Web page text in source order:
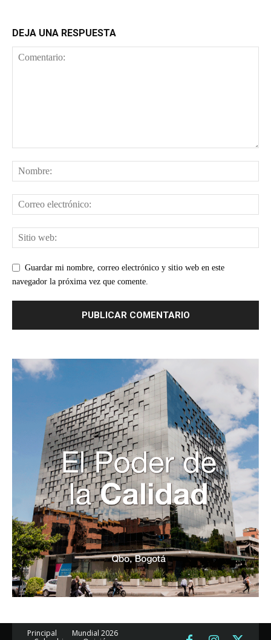
DEJA UNA RESPUESTA
Guardar mi nombre, correo electrónico y sitio web en este
navegador la próxima vez que comente.
Principal
Mundial 2026